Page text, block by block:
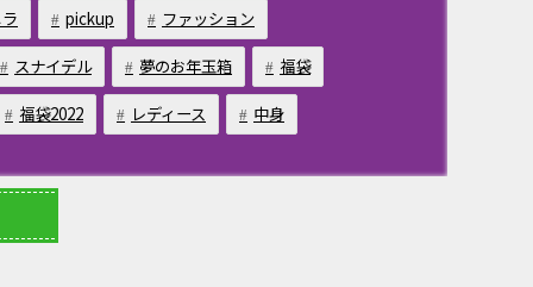
pickup ファッション
スナイデル 夢のお年玉箱 福袋
福袋2022 レディース 中身